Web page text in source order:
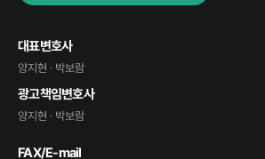
대표변호사
양지현 · 박보람
광고책임변호사
양지현 · 박보람
FAX/E-mail